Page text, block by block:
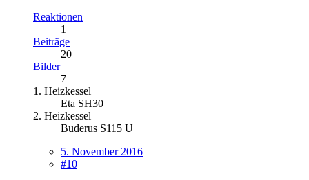
Reaktionen
1
Beiträge
20
Bilder
7
1. Heizkessel
Eta SH30
2. Heizkessel
Buderus S115 U
5. November 2016
#10